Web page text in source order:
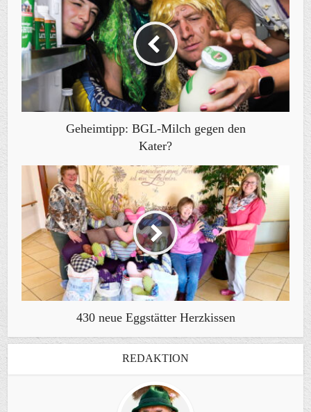
Geheimtipp: BGL-Milch gegen den
Kater?
430 neue Eggstätter Herzkissen
REDAKTION